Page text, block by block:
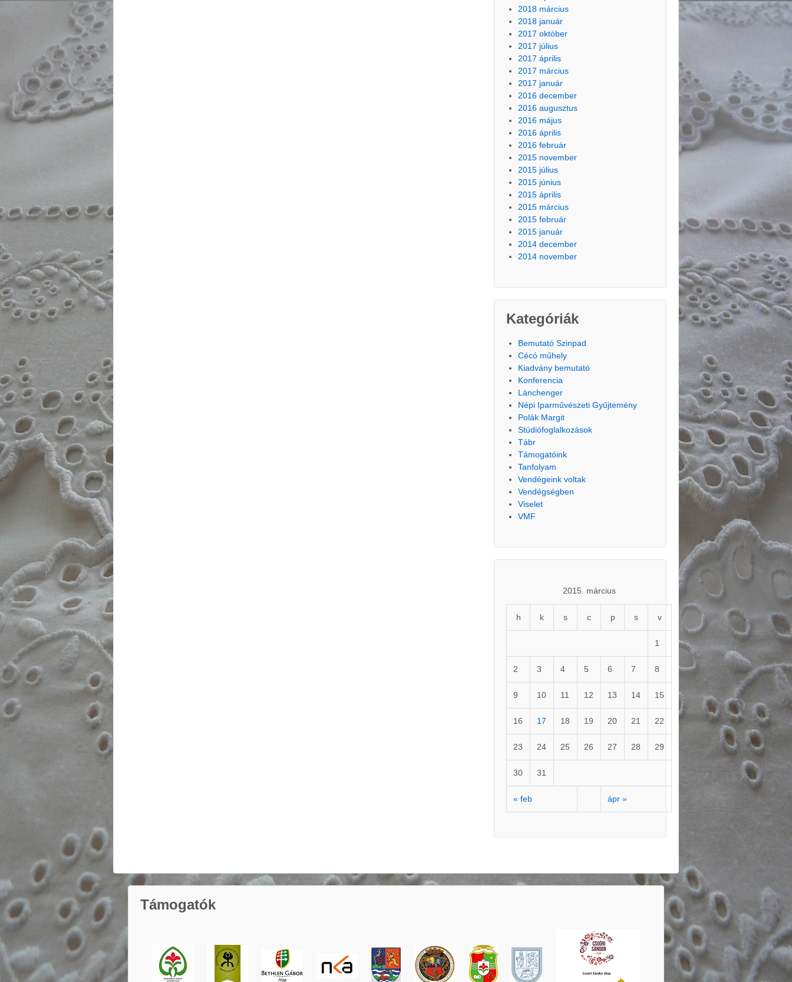
2018 március
2018 január
2017 október
2017 július
2017 április
2017 március
2017 január
2016 december
2016 augusztus
2016 május
2016 április
2016 február
2015 november
2015 július
2015 június
2015 április
2015 március
2015 február
2015 január
2014 december
2014 november
Kategóriák
Bemutató Szinpad
Cécó műhely
Kiadvány bemutató
Konferencia
Lánchenger
Népi Iparművészeti Gyűjtemény
Polák Margit
Stúdiófoglalkozások
Tábr
Támogatóink
Tanfolyam
Vendégeink voltak
Vendégségben
Viselet
VMF
2015. március
h k s c p s v
« feb ápr »
1
2 3 4 5 6 7 8
9 10 11 12 13 14 15
16 17 18 19 20 21 22
23 24 25 26 27 28 29
30 31
Támogatók